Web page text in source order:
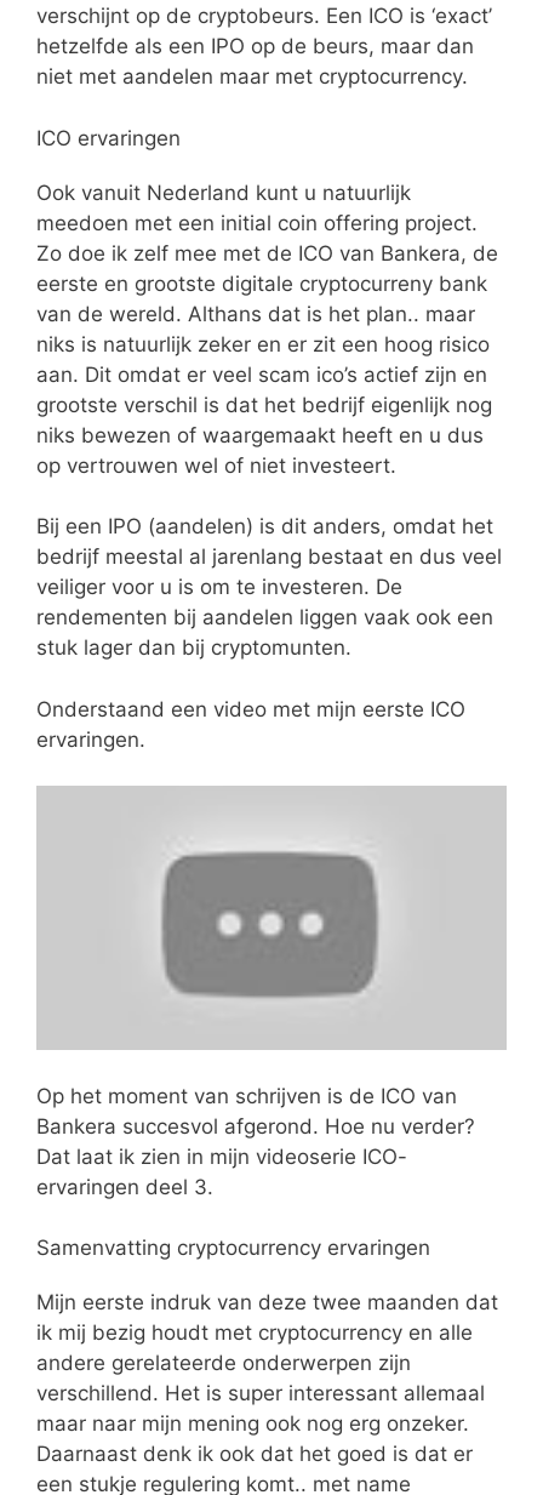
verschijnt op de cryptobeurs. Een ICO is ‘exact’
hetzelfde als een IPO op de beurs, maar dan
niet met aandelen maar met cryptocurrency.
ICO ervaringen
Ook vanuit Nederland kunt u natuurlijk
meedoen met een initial coin offering project.
Zo doe ik zelf mee met de ICO van Bankera, de
eerste en grootste digitale cryptocurreny bank
van de wereld. Althans dat is het plan.. maar
niks is natuurlijk zeker en er zit een hoog risico
aan. Dit omdat er veel scam ico’s actief zijn en
grootste verschil is dat het bedrijf eigenlijk nog
niks bewezen of waargemaakt heeft en u dus
op vertrouwen wel of niet investeert.
Bij een IPO (aandelen) is dit anders, omdat het
bedrijf meestal al jarenlang bestaat en dus veel
veiliger voor u is om te investeren. De
rendementen bij aandelen liggen vaak ook een
stuk lager dan bij cryptomunten.
Onderstaand een video met mijn eerste ICO
ervaringen.
Op het moment van schrijven is de ICO van
Bankera succesvol afgerond. Hoe nu verder?
Dat laat ik zien in mijn videoserie ICO-
ervaringen deel 3.
Samenvatting cryptocurrency ervaringen
Mijn eerste indruk van deze twee maanden dat
ik mij bezig houdt met cryptocurrency en alle
andere gerelateerde onderwerpen zijn
verschillend. Het is super interessant allemaal
maar naar mijn mening ook nog erg onzeker.
Daarnaast denk ik ook dat het goed is dat er
een stukje regulering komt.. met name